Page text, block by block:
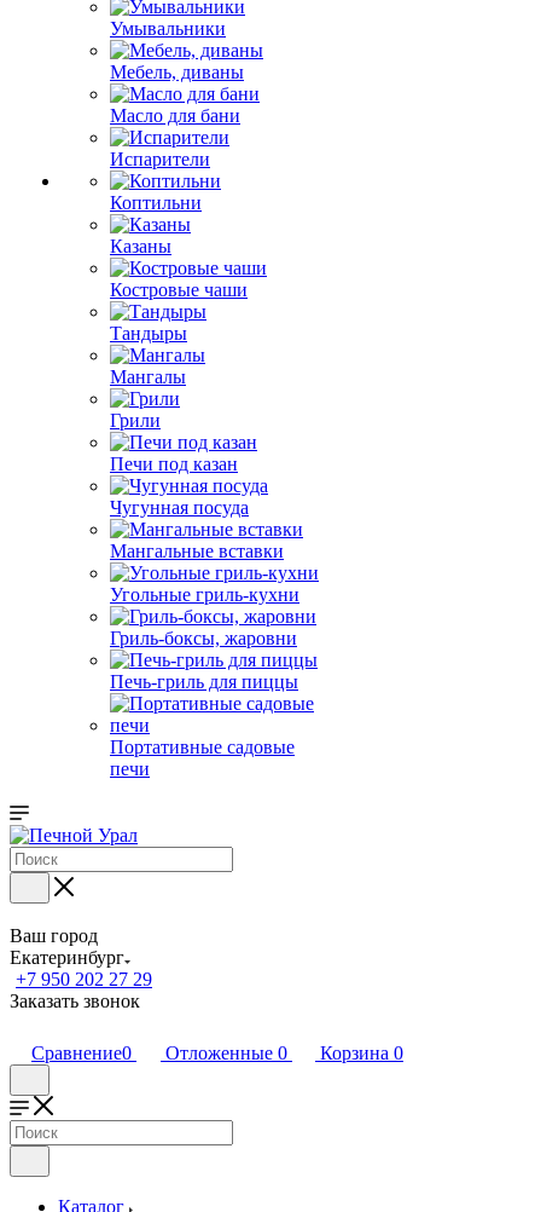
Умывальники
Мебель, диваны
Масло для бани
Испарители
Коптильни
Казаны
Костровые чаши
Тандыры
Мангалы
Грили
Печи под казан
Чугунная посуда
Мангальные вставки
Угольные гриль-кухни
Гриль-боксы, жаровни
Печь-гриль для пиццы
Портативные садовые
печи
Ваш город
Екатеринбург
+7 950 202 27 29
Заказать звонок
Сравнение0 Отложенные 0 Корзина 0
Каталог